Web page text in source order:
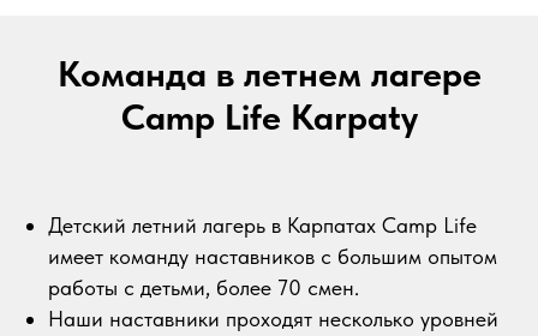
Команда в летнем лагере
Camp Life Karpaty
Детский летний лагерь в Карпатах Camp Life
имеет команду наставников с большим опытом
работы с детьми, более 70 смен.
Наши наставники проходят несколько уровней